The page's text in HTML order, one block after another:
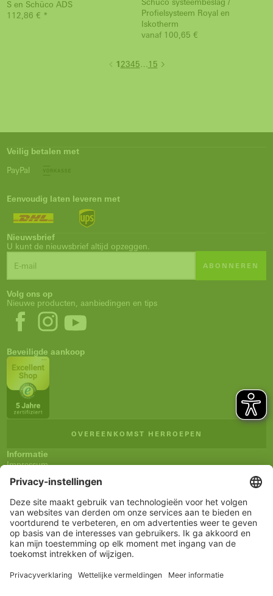
S en Schüco ADS
112,86 € *
Schüco systeembeslag /
Profielsysteem Royal en
Iskotherm
vanaf 100,65 €
1 2345… 15
Veilig betalen met
PayPal
Eenvoudig laten leveren met
Nieuwsbrief
U kunt de nieuwsbrief altijd opzeggen.
ABONNEREN
Volg ons op
Nieuwe producten, aanbiedingen en tips
Beveiligde aankoop
OVEREENKOMST HERROEPEN
Informatie
Impressum
Privacyverklaring
Herroepingsrecht
Verklaring inzake toegankelijkheid
Nieuwsbrief
Service
Winkelmandje
Rekening